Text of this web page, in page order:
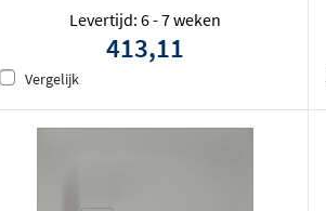
Levertijd: 6 - 7 weken
413,11
Vergelijk